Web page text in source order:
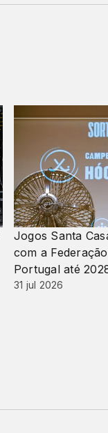
Jogos Santa
com a
Portugal até
31 jul 2026